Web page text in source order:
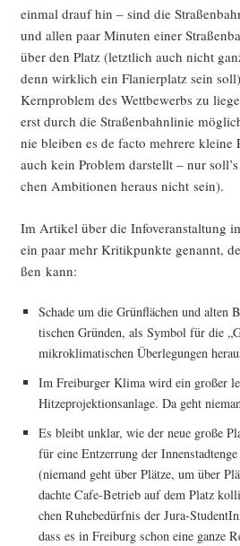
ein­mal drauf hin – sind die
und allen paar Minu­ten einer
über den Platz (letzt­lich auch nicht
denn wirk­lich ein Fla­nier­platz sein
Kern­pro­blem des Wett­be­werbs zu
erst durch die Stra­ßen­bahn­li­nie
nie blei­ben es de fac­to meh­re­re klei­ne
auch kein Pro­blem dar­stellt – nur
chen Ambi­tio­nen her­aus nicht sein).
Im Arti­kel über die Info­ver­an­stal­tung
ein paar mehr Kri­tik­punk­te genannt,
ßen kann:
Scha­de um die Grün­flä­chen und alten
ti­schen Grün­den, als Sym­bol für die
mikro­kli­ma­ti­schen Über­le­gun­gen
Im Frei­bur­ger Kli­ma wird ein gro­ßer
Hit­ze­pro­jek­ti­ons­an­la­ge. Da geht
Es bleibt unklar, wie der neue gro­ße
für eine Ent­zer­rung der
(nie­mand geht über Plät­ze, um über
dach­te Cafe-Betrieb auf dem Platz
chen Ruhe­be­dürf­nis der Jura-
dass es in Frei­burg schon eine gan­ze